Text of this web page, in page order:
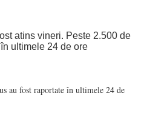
atins vineri. Peste 2.500 de
ultimele 24 de ore
au fost raportate în ultimele 24 de